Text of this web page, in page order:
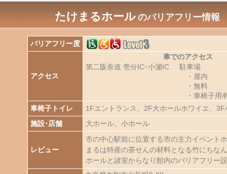
たけまるホール のバリアフリー情報
バリアフリー度
アクセス
車でのアクセス
第二阪奈道 壱分IC･小瀬IC
駐車場
・屋内
・無料
・車椅子用
車椅子トイレ
1Fエントランス、2F大ホールホワイエ、
施設･店舗
大ホール、小ホール
レビュー
市の中心駅前に位置する市の主力イベント
まるは特産の茶せんの材料となる竹にちな
ホールと諸室からなり館内のバリアフリー